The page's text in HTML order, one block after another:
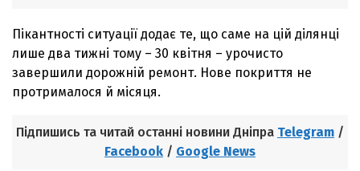
Пікантності ситуації додає те, що саме на цій ділянці
лише два тижні тому – 30 квітня – урочисто
завершили дорожній ремонт. Нове покриття не
протрималося й місяця.
Підпишись та читай останні новини Дніпра Telegram /
Facebook / Google News